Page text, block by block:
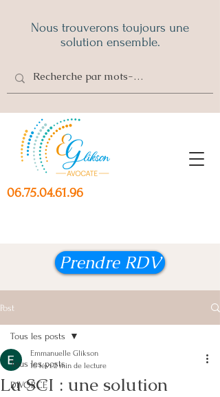
06.75.04.61.96
Nous trouverons toujours une
solution ensemble.
Prendre RDV
Post
Tous les posts
DIVORCE
Tous les posts
La SCI : une solution
Emmanuelle Glikson
16 févr.2 min de lecture